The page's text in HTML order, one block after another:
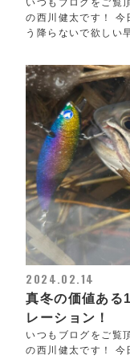
いつもブログをご覧
の西川健太です！
う降らないで欲しい
2024.02.14
真冬の価値ある
レーション！
いつもブログをご覧
の西川健太です！ 今